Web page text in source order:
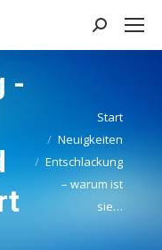
Search:
-
Start
Neuigkeiten
Entschlackung
– warum ist
sie…